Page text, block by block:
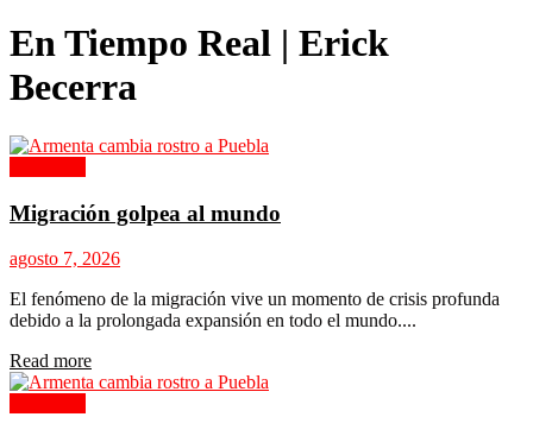
En Tiempo Real | Erick
Becerra
Migración golpea al mundo
agosto 7, 2026
El fenómeno de la migración vive un momento de crisis profunda
debido a la prolongada expansión en todo el mundo....
Read moreDetails